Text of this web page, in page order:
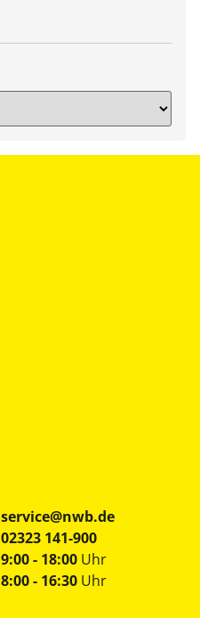
service@nwb.de
02323 141-900
9:00 - 18:00 Uhr
8:00 - 16:30 Uhr